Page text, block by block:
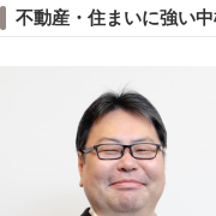
不動産・住まいに強い